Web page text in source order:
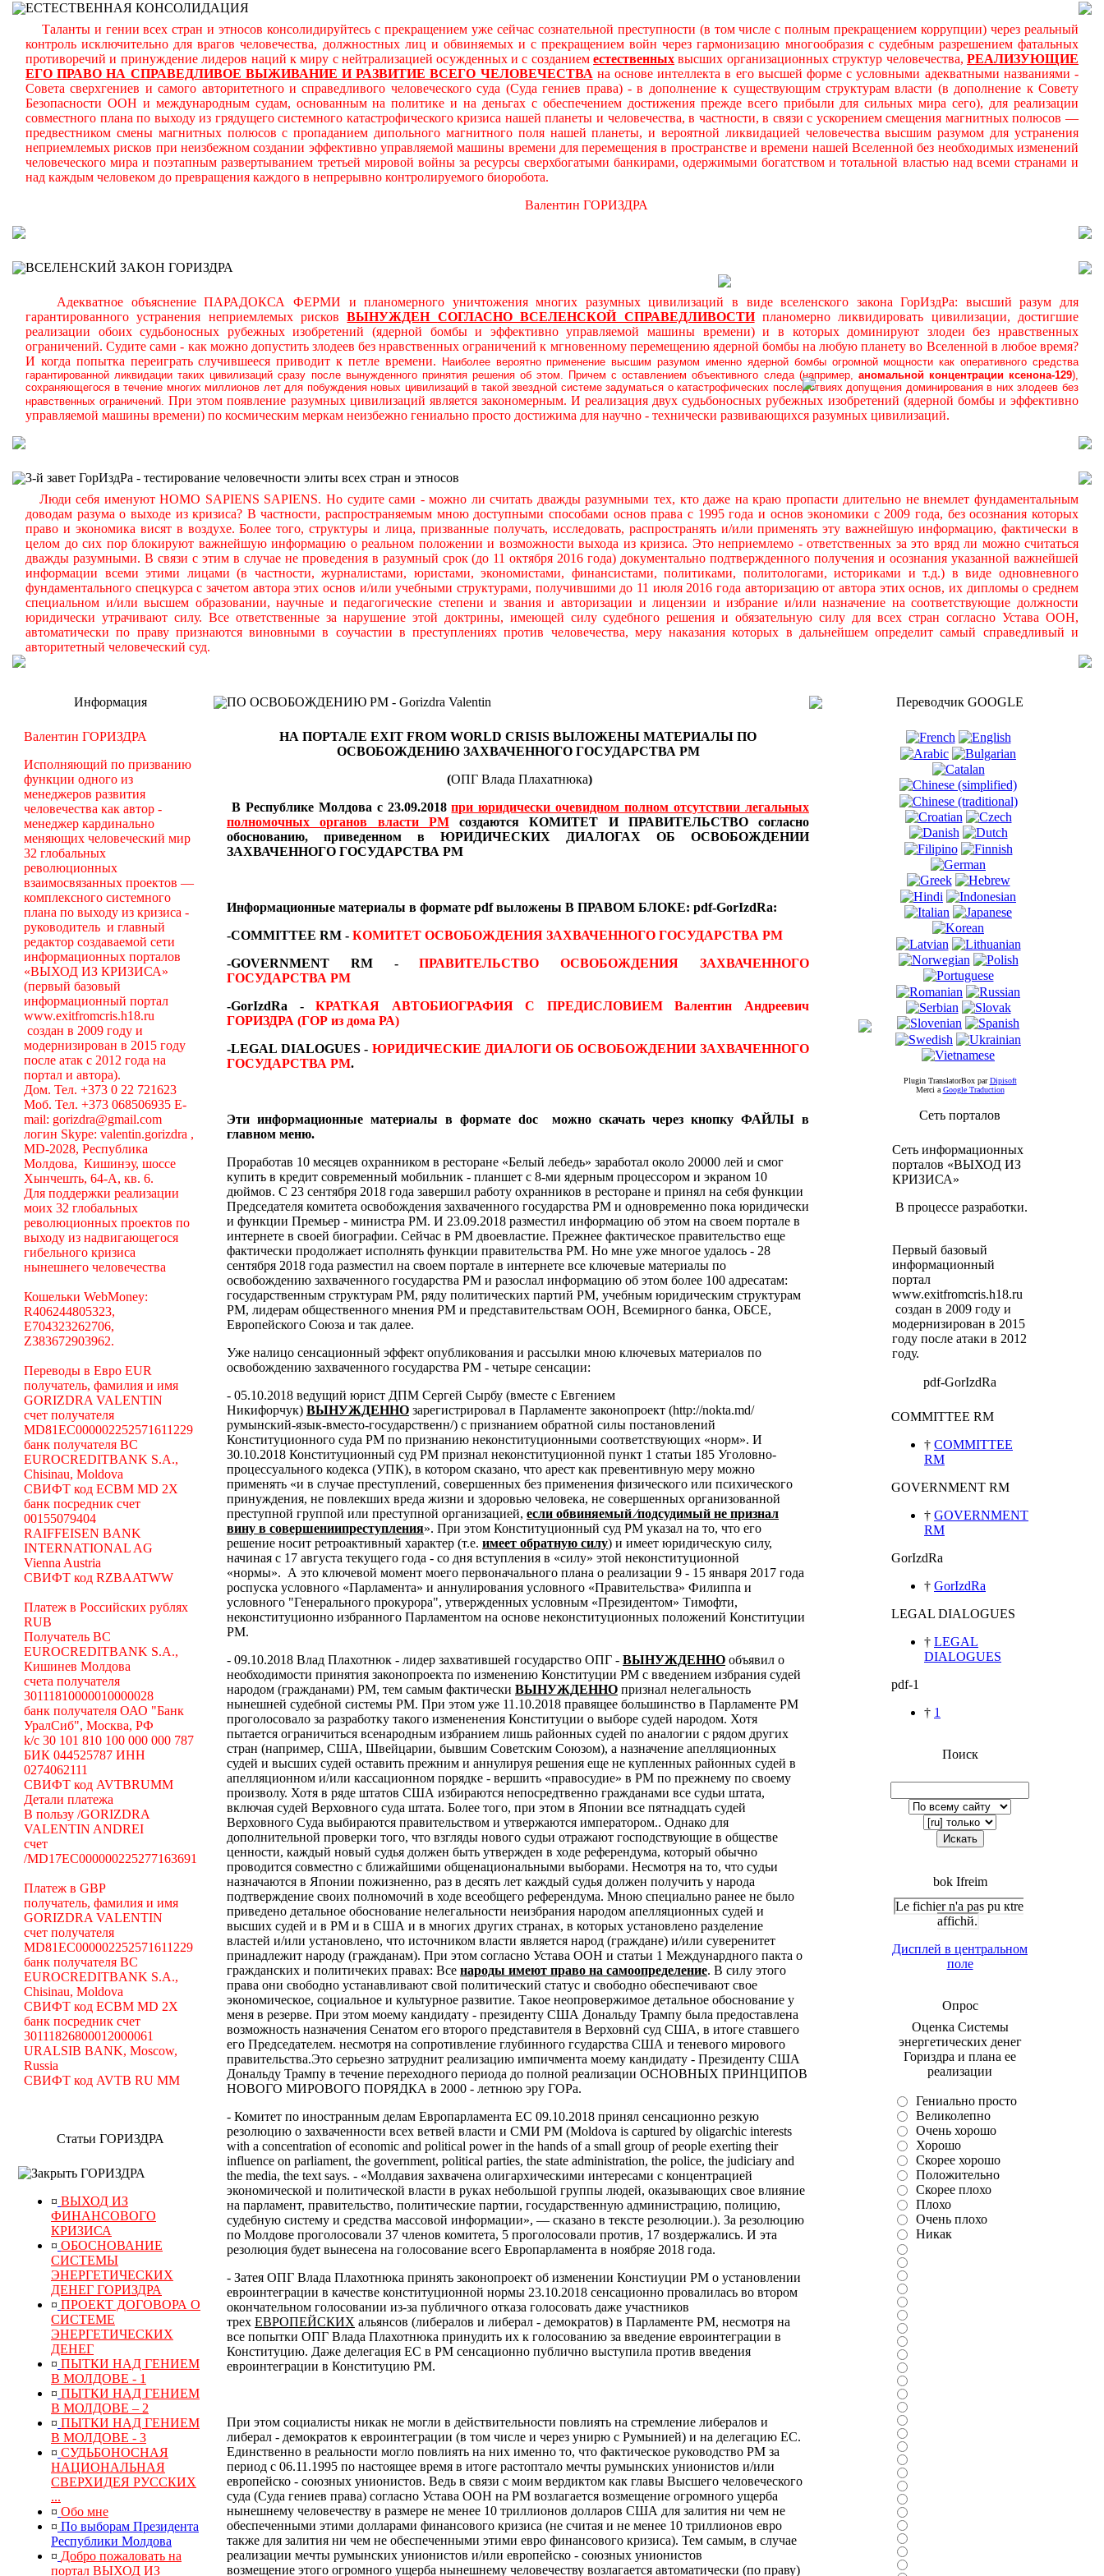
ЕСТЕСТВЕННАЯ КОНСОЛИДАЦИЯ
Таланты и гении всех стран и этносов консолидируйтесь с прекращением уже сейчас сознательной преступности (в том числе с полным прекращением коррупции) через реальный
контроль исключительно для врагов человечества, должностных лиц и обвиняемых и с прекращением войн через гармонизацию многообразия с судебным разрешением фатальных
противоречий и принуждение лидеров наций к миру с нейтрализацией осужденных и с созданиеместественных высших организационных структур человечества,РЕАЛИЗУЮЩИЕ
ЕГО ПРАВО НА СПРАВЕДЛИВОЕ ВЫЖИВАНИЕ И РАЗВИТИЕ ВСЕГО ЧЕЛОВЕЧЕСТВА на основе интеллекта в его высшей форме с условными адекватными названиями -
Совета сверхгениев и самого авторитетного и справедливого человеческого суда (Суда гениев права) - в дополнение к существующим структурам власти (в дополнение к Совету
Безопасности ООН и международным судам, основанным на политике и на деньгах с обеспечением достижения прежде всего прибыли для сильных мира сего), для реализации
совместного плана по выходу из грядущего системного катастрофического кризиса нашей планеты и человечества, в частности, в связи с ускорением смещения магнитных полюсов —
предвестником смены магнитных полюсов с пропаданием дипольного магнитного поля нашей планеты, и вероятной ликвидацией человечества высшим разумом для устранения
неприемлемых рисков при неизбежном создании эффективно управляемой машины времени для перемещения в пространстве и времени нашей Вселенной без необходимых изменений
человеческого мира и поэтапным развертыванием третьей мировой войны за ресурсы сверхбогатыми банкирами, одержимыми богатством и тотальной властью над всеми странами и
над каждым человеком до превращения каждого в непрерывно контролируемого биоробота.
Валентин ГОРИЗДРА
ВСЕЛЕНСКИЙ ЗАКОН ГОРИЗДРА
Адекватное объяснение ПАРАДОКСА ФЕРМИ и планомерного уничтожения многих разумных цивилизаций в виде вселенского закона ГорИздРа: высший разум для
гарантированного устранения неприемлемых рисковВЫНУЖДЕН СОГЛАСНО ВСЕЛЕНСКОЙ СПРАВЕДЛИВОСТИпланомерно ликвидировать цивилизации, достигшие
реализации обоих судьбоносных рубежных изобретений (ядерной бомбы и эффективно управляемой машины времени) и в которых доминируют злодеи без нравственных
ограничений. Судите сами - как можно допустить злодеев без нравственных ограничений к мгновенному перемещению ядерной бомбы на любую планету во Вселенной в любое время?
И когда попытка переиграть случившееся приводит к петле времени.
Наиболее вероятно применение высшим разумом именно ядерной бомбы огромной мощности как оперативного средства
гарантированной ликвидации таких цивилизаций сразу после вынужденного принятия решения об этом. Причем с оставлением объективного следа (например, аномальной концентрации ксенона-129),
сохраняющегося в течение многих миллионов лет для побуждения новых цивилизаций в такой звездной системе задуматься о катастрофических последствиях допущения доминирования в них злодеев без
нравственных ограничений. При этом появление разумных цивилизаций является закономерным. И реализация двух судьбоносных рубежных изобретений (ядерной бомбы и эффективно
управляемой машины времени) по космическим меркам неизбежно гениально просто достижима для научно - технически развивающихся разумных цивилизаций.
3-й завет ГорИздРа - тестирование человечности элиты всех стран и этносов
Люди себя именуют HOMO SAPIENS SAPIENS. Но судите сами - можно ли считать дважды разумными тех, кто даже на краю пропасти длительно не внемлет фундаментальным
доводам разума о выходе из кризиса? В частности, распространяемым мною доступными способами основ права с 1995 года и основ экономики с 2009 года, без осознания которых
право и экономика висят в воздухе. Более того, структуры и лица, призванные получать, исследовать, распространять и/или применять эту важнейшую информацию, фактически в
целом до сих пор блокируют важнейшую информацию о реальном положении и возможности выхода из кризиса. Это неприемлемо - ответственных за это вряд ли можно считаться
дважды разумными. В связи с этим в случае не проведения в разумный срок (до 11 октября 2016 года) документально подтвержденного получения и осознания указанной важнейшей
информации всеми этими лицами (в частности, журналистами, юристами, экономистами, финансистами, политиками, политологами, историками и т.д.) в виде одновневного
фундаментального спецкурса с зачетом автора этих основ и/или учебными структурами, получившими до 11 июля 2016 года авторизацию от автора этих основ, их дипломы о среднем
специальном и/или высшем образовании, научные и педагогические степени и звания и авторизации и лицензии и избрание и/или назначение на соответствующие должности
юридически утрачивают силу. Все ответственные за нарушение этой доктрины, имеющей силу судебного решения и обязательную силу для всех стран согласно Устава ООН,
автоматически по праву признаются виновными в соучастии в преступлениях против человечества, меру наказания которых в дальнейшем определит самый справедливый и
авторитетный человеческий суд.
Информация
Валентин ГОРИЗДРА
Исполняющий по призванию
функции одного из
менеджеров развития
человечества как автор -
менеджер кардинально
меняющих человеческий мир
32 глобальных
революционных
взаимосвязанных проектов —
комплексного системного
плана по выходу из кризиса -
руководитель и главный
редактор создаваемой сети
информационных порталов
«ВЫХОД ИЗ КРИЗИСА»
(первый базовый
информационный портал
www.exitfromcris.h18.ru
создан в 2009 году и
модернизирован в 2015 году
после атак с 2012 года на
портал и автора).
Дом. Тел. +373 0 22 721623
Моб. Тел. +373 068506935 E-
mail: gorizdra@gmail.com
логин Skype: valentin.gorizdra ,
MD-2028, Республика
Молдова, Кишинэу, шоссе
Хынчешть, 64-А, кв. 6.
Для поддержки реализации
моих 32 глобальных
революционных проектов по
выходу из надвигающегося
гибельного кризиса
нынешнего человечества
Кошельки WebMoney:
R406244805323,
E704323262706,
Z383672903962.
Переводы в Евро EUR
получатель, фамилия и имя
GORIZDRA VALENTIN
счет получателя
MD81EC000002252571611229
банк получателя BC
EUROCREDITBANK S.A.,
Chisinau, Moldova
СВИФТ код ECBM MD 2X
банк посредник счет
00155079404
RAIFFEISEN BANK
INTERNATIONAL AG
Vienna Austria
СВИФТ код RZBAATWW
Платеж в Российских рублях
RUB
Получатель BC
EUROCREDITBANK S.A.,
Кишинев Молдова
счета получателя
30111810000010000028
банк получателя ОАО "Банк
УралСиб", Москва, РФ
k/c 30 101 810 100 000 000 787
БИК 044525787 ИНН
0274062111
СВИФТ код AVTBRUMM
Детали платежа
В пользу /GORIZDRA
VALENTIN ANDREI
счет
/MD17EC000000225277163691
Платеж в GBP
получатель, фамилия и имя
GORIZDRA VALENTIN
счет получателя
MD81EC000002252571611229
банк получателя BC
EUROCREDITBANK S.A.,
Chisinau, Moldova
СВИФТ код ECBM MD 2X
банк посредник счет
30111826800012000061
URALSIB BANK, Moscow,
Russia
СВИФТ код AVTB RU MM
Статьи ГОРИЗДРА
ГОРИЗДРА
¤ ВЫХОД ИЗ
ФИНАНСОВОГО
КРИЗИСА
¤ ОБОСНОВАНИЕ
СИСТЕМЫ
ЭНЕРГЕТИЧЕСКИХ
ДЕНЕГ ГОРИЗДРА
¤ ПРОЕКТ ДОГОВОРА О
СИСТЕМЕ
ЭНЕРГЕТИЧЕСКИХ
ДЕНЕГ
¤ ПЫТКИ НАД ГЕНИЕМ
В МОЛДОВЕ - 1
¤ ПЫТКИ НАД ГЕНИЕМ
В МОЛДОВЕ – 2
¤ ПЫТКИ НАД ГЕНИЕМ
В МОЛДОВЕ - 3
¤ СУДЬБОНОСНАЯ
НАЦИОНАЛЬНАЯ
СВЕРХИДЕЯ РУССКИХ
...
¤ Обо мне
¤ По выборам Президента
Республики Молдова
¤ Добро пожаловать на
портал ВЫХОД ИЗ
ПО ОСВОБОЖДЕНИЮ РМ - Gorizdra Valentin
НА ПОРТАЛЕ EXIT FROM WORLD CRISIS ВЫЛОЖЕНЫ МАТЕРИАЛЫ ПО
ОСВОБОЖДЕНИЮ ЗАХВАЧЕННОГО ГОСУДАРСТВА РМ
(ОПГ Влада Плахатнюка)
В Республике Молдова с 23.09.2018при юридически очевидном полном отсутствии легальных
полномочных органов власти РМ
создаютсяКОМИТЕТ И ПРАВИТЕЛЬСТВО согласно
обоснованию, приведенном в ЮРИДИЧЕСКИХ ДИАЛОГАХ ОБ ОСВОБОЖДЕНИИ
ЗАХВАЧЕННОГО ГОСУДАРСТВА РМ
Информационные материалы в формате pdfвыложены В ПРАВОМ БЛОКЕ: pdf-GorIzdRa:
-COMMITTEE RM - КОМИТЕТ ОСВОБОЖДЕНИЯ ЗАХВАЧЕННОГО ГОСУДАРСТВА РМ
-GOVERNMENT RM -ПРАВИТЕЛЬСТВО ОСВОБОЖДЕНИЯ ЗАХВАЧЕННОГО
ГОСУДАРСТВА РМ
-GorIzdRa -КРАТКАЯ АВТОБИОГРАФИЯ С ПРЕДИСЛОВИЕМВалентин Андреевич
ГОРИЗДРА (ГОР из дома РА)
-LEGAL DIALOGUES - ЮРИДИЧЕСКИЕ ДИАЛОГИ ОБ ОСВОБОЖДЕНИИ ЗАХВАЧЕННОГО
ГОСУДАРСТВА РМ.
Эти информационные материалы в формате doc можно скачать через кнопку ФАЙЛЫ в
главном меню.
Проработав 10 месяцев охранником в ресторане «Белый лебедь» заработал около 20000 лей и смог
купить в кредит современный мобильник - планшет с 8-ми ядерным процессором и экраном 10
дюймов. С 23 сентября 2018 года завершил работу охранников в ресторане и принял на себя функции
Председателя комитета освобождения захваченного государства РМ и одновременно пока юридически
и функции Премьер - министра РМ. И 23.09.2018 разместил информацию об этом на своем портале в
интернете в своей биографии. Сейчас в РМ двоевластие. Прежнее фактическое правительство еще
фактически продолжает исполнять функции правительства РМ. Но мне уже многое удалось - 28
сентября 2018 года разместил на своем портале в интернете все ключевые материалы по
освобождению захваченного государства РМ и разослал информацию об этом более 100 адресатам:
государственным структурам РМ, ряду политических партий РМ, учебным юридическим структурам
РМ, лидерам общественного мнения РМ и представительствам ООН, Всемирного банка, ОБСЕ,
Европейского Союза и так далее.
Уже налицо сенсационный эффект опубликования и рассылки мною ключевых материалов по
освобождению захваченного государства РМ - четыре сенсации:
- 05.10.2018 ведущий юрист ДПМ Сергей Сырбу (вместе с Евгением
Никифорчук) ВЫНУЖДЕННО зарегистрировал в Парламенте законопроект (http://nokta.md/
румынский-язык-вместо-государственн/) с признанием обратной силы постановлений
Конституционного суда РМ по признанию неконституционными соответствующих «норм». И
30.10.2018 Конституционный суд РМ признал неконституционной пункт 1 статьи 185 Уголовно-
процессуального кодекса (УПК), в котором сказано, что арест как превентивную меру можно
применять «и в случае преступлений, совершенных без применения физического или психического
принуждения, не повлекших вреда жизни и здоровью человека, не совершенных организованной
преступной группой или преступной организацией, если обвиняемый ⁄подсудимый не признал
вину в совершениипреступления». При этом Конституционный суд РМ указал на то, что его
решение носит ретроактивный характер (т.е. имеет обратную силу) и имеет юридическую силу,
начиная с 17 августа текущего года - со дня вступления в «силу» этой неконституционной
«нормы». А это ключевой момент моего первоначального плана о реализации 9 - 15 января 2017 года
роспуска условного «Парламента» и аннулирования условного «Правительства» Филиппа и
условного "Генерального прокурора", утвержденных условным «Президентом» Тимофти,
неконституционно избранного Парламентом на основе неконституционных положений Конституции
РМ.
- 09.10.2018 Влад Плахотнюк - лидер захватившей государство ОПГ - ВЫНУЖДЕННО объявил о
необходимости принятия законопроекта по изменению Конституции РМ с введением избрания судей
народом (гражданами) РМ, тем самым фактически ВЫНУЖДЕННО признал нелегальность
нынешней судебной системы РМ. При этом уже 11.10.2018 правящее большинство в Парламенте РМ
проголосовало за разработку такого измененения Конституции о выборе судей народом. Хотя
пытается ограничиться всенародным избранием лишь районных судей по аналогии с рядом других
стран (например, США, Швейцарии, бывшим Советским Союзом), а назначение апелляционных
судей и высших судей оставить прежним и аннулируя решения еще не купленных районных судей в
апелляционном и/или кассационном порядке - вершить «правосудие» в РМ по прежнему по своему
произволу. Хотя в ряде штатов США избираются непосредтвенно гражданами все судьи штата,
включая судей Верховного суда штата. Более того, при этом в Японии все пятнадцать судей
Верховного Суда выбираются правительством и утвержаются императором.. Однако для
дополнительной проверки того, что взгляды нового судьи отражают господствующие в обществе
ценности, каждый новый судья должен быть утвержден в ходе референдума, который обычно
проводится совместно с ближайшими общенациональными выборами. Несмотря на то, что судьи
назначаются в Японии пожизненно, раз в десять лет каждый судья должен получить у народа
подтверждение своих полномочий в ходе всеобщего референдума. Мною специально ранее не было
приведено детальное обоснование нелегальности неизбрания народом апелляционных судей и
высших судей и в РМ и в США и в многих других странах, в которых установлено разделение
властей и/или установлено, что источником власти является народ (граждане) и/или суверенитет
принадлежит народу (гражданам). При этом согласно Устава ООН и статьи 1 Междунардного пакта о
гражданских и политичеких правах: Все народы имеют право на самоопределение. В силу этого
права они свободно устанавливают свой политический статус и свободно обеспечивают свое
экономическое, социальное и культурное развитие. Такое неопровержимое детальное обоснование у
меня в резерве. При этом моему кандидату - президенту США Дональду Трампу была предоставлена
возможность назначения Сенатом его второго представителя в Верховнй суд США, в итоге ставшего
его Председателем. несмотря на сопротивление глубинного гсударства США и теневого мирового
правительства.Это серьезно затруднит реализацию импичмента моему кандидату - Президенту США
Дональду Трампу в течение переходного периода до полной реализации ОСНОВНЫХ ПРИНЦИПОВ
НОВОГО МИРОВОГО ПОРЯДКА в 2000 - летнюю эру ГОРа.
- Комитет по иностранным делам Европарламента ЕС 09.10.2018 принял сенсационно резкую
резолюцию о захваченности всех ветвей власти и СМИ РМ (Moldova is captured by oligarchic interests
with a concentration of economic and political power in the hands of a small group of people exerting their
influence on parliament, the government, political parties, the state administration, the police, the judiciary and
the media, the text says. - «Молдавия захвачена олигархическими интересами с концентрацией
экономической и политической власти в руках небольшой группы людей, оказывающих свое влияние
на парламент, правительство, политические партии, государственную администрацию, полицию,
судебную систему и средства массовой информации», — сказано в тексте резолюции.). За резолюцию
по Молдове проголосовали 37 членов комитета, 5 проголосовали против, 17 воздержались. И эта
резолюция будет вынесена на голосование всего Европарламента в ноябряе 2018 года.
- Затея ОПГ Влада Плахотнюка принять законопроект об изменении Констиуции РМ о установлении
евроинтеграции в качестве конституционной нормы 23.10.2018 сенсационно провалилась во втором
окончательном голосовании из-за публичного отказа голосовать даже участников
трех ЕВРОПЕЙСКИХ альянсов (либералов и либерал - демократов) в Парламенте РМ, несмотря на
все попытки ОПГ Влада Плахотнюка принудить их к голосованию за введение евроинтеграции в
Конституцию. Даже делегация ЕС в РМ сенсационно публично выступила против введения
евроинтеграции в Конституцию РМ.
При этом социалисты никак не могли в действительности повлиять на стремление либералов и
либерал - демократов к евроинтеграции (в том числе и через унирю с Румынией) и на делегацию ЕС.
Единственно в реальности могло повлиять на них именно то, что фактическое руководство РМ за
период с 06.11.1995 по настоящее время в итоге растоптало мечты румынских унионистов и/или
европейско - союзных унионистов. Ведь в связи с моим вердиктом как главы Высшего человеческого
суда (Суда гениев права) согласно Устава ООН на РМ возлагается возмещение огромного ущерба
нынешнему человечеству в размере не менее 10 триллионов долларов США для залития ни чем не
обеспеченными этими долларами финансового кризиса (не считая и не менее 10 триллионов евро
также для залития ни чем не обеспеченными этими евро финансового кризиса). Тем самым, в случае
реализации мечты румынских унионистов и/или европейско - союзных унионистов
возмещение этого огромного ущерба нынешнему человечеству возлагается автоматически (по праву)
Переводчик GOOGLE
Plugin TranslatorBox parDipisoft
Merci а Google Traduction
Сеть порталов
Сеть информационных
порталов «ВЫХОД ИЗ
КРИЗИСА»
В процессе разработки.
Первый базовый
информационный
портал
www.exitfromcris.h18.ru
создан в 2009 году и
модернизирован в 2015
году после атаки в 2012
году.
pdf-GorIzdRa
COMMITTEE RM
† COMMITTEE
RM
GOVERNMENT RM
† GOVERNMENT
RM
GorIzdRa
† GorIzdRa
LEGAL DIALOGUES
† LEGAL
DIALOGUES
pdf-1
† 1
Поиск
Искать
bok Ifreim
Le fichier n'a pas pu кtre
affichй.
Дисплей в центральном
поле
Опрос
Оценка Системы
энергетических денег
Гориздра и плана ее
реализации
Гениально просто
Великолепно
Очень хорошо
Хорошо
Скорее хорошо
Положительно
Скорее плохо
Плохо
Очень плохо
Никак